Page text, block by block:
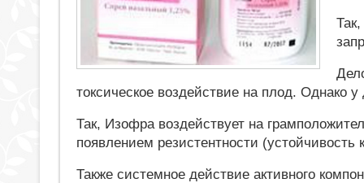
токсическое воздействие на плод. Однако
Так, Изофра воздействует на
появлением резистентности (устойчивость
Также системное действие активного